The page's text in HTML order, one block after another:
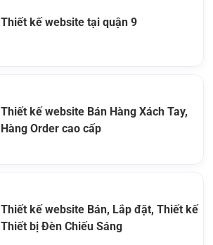
Thiết kế website tại quận 9
Thiết kế website Bán Hàng Xách Tay,
Hàng Order cao cấp
Thiết kế website Bán, Lắp đặt, Thiết kế
Thiết bị Đèn Chiếu Sáng